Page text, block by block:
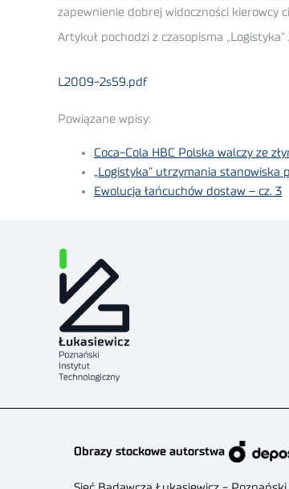
zapewnienie dobrej widoczności kierowcy
Artykuł pochodzi z czasopisma
L2009-2s59.pdf
Powiązane wpisy:
Coca-Cola HBC Polska walczy ze
„Logistyka” utrzymania stanowiska
Ewolucja łańcuchów dostaw – cz. 3
Obrazy stockowe autorstwa